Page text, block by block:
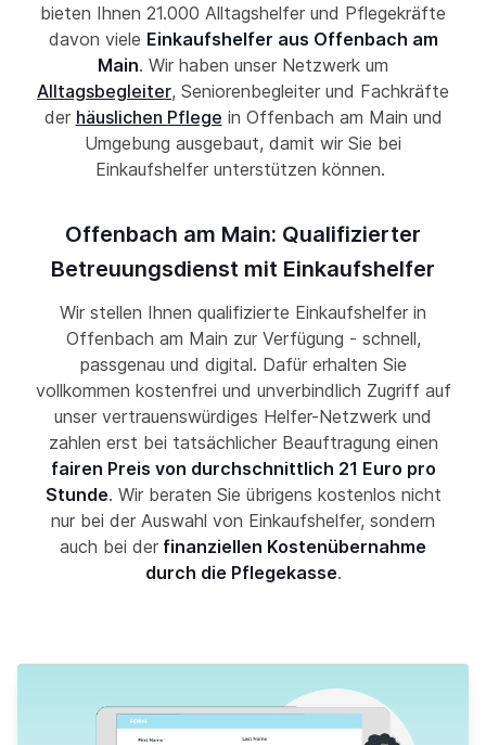
bieten Ihnen 21.000 Alltagshelfer und Pflegekräfte
davon viele Einkaufshelfer aus Offenbach am
Main. Wir haben unser Netzwerk um
Alltagsbegleiter, Seniorenbegleiter und Fachkräfte
der häuslichen Pflege in Offenbach am Main und
Umgebung ausgebaut, damit wir Sie bei
Einkaufshelfer unterstützen können.
Offenbach am Main: Qualifizierter
Betreuungsdienst mit Einkaufshelfer
Wir stellen Ihnen qualifizierte Einkaufshelfer in
Offenbach am Main zur Verfügung - schnell,
passgenau und digital. Dafür erhalten Sie
vollkommen kostenfrei und unverbindlich Zugriff auf
unser vertrauenswürdiges Helfer-Netzwerk und
zahlen erst bei tatsächlicher Beauftragung einen
fairen Preis von durchschnittlich 21 Euro pro
Stunde. Wir beraten Sie übrigens kostenlos nicht
nur bei der Auswahl von Einkaufshelfer, sondern
auch bei der finanziellen Kostenübernahme
durch die Pflegekasse.